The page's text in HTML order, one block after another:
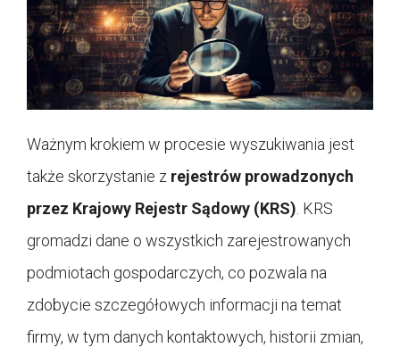
Ważnym krokiem w procesie wyszukiwania jest
także skorzystanie z rejestrów prowadzonych
przez Krajowy Rejestr Sądowy (KRS). KRS
gromadzi dane o wszystkich zarejestrowanych
podmiotach gospodarczych, co pozwala na
zdobycie szczegółowych informacji na temat
firmy, w tym danych kontaktowych, historii zmian,